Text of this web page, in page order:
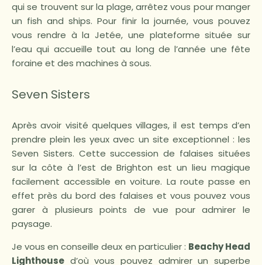
qui se trouvent sur la plage, arrêtez vous pour manger
un fish and ships. Pour finir la journée, vous pouvez
vous rendre à la Jetée, une plateforme située sur
l’eau qui accueille tout au long de l’année une fête
foraine et des machines à sous.
Seven Sisters
Après avoir visité quelques villages, il est temps d’en
prendre plein les yeux avec un site exceptionnel : les
Seven Sisters. Cette succession de falaises situées
sur la côte à l’est de Brighton est un lieu magique
facilement accessible en voiture. La route passe en
effet près du bord des falaises et vous pouvez vous
garer à plusieurs points de vue pour admirer le
paysage.
Je vous en conseille deux en particulier : Beachy Head
Lighthouse d’où vous pouvez admirer un superbe